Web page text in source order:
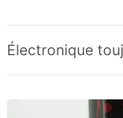
Électronique